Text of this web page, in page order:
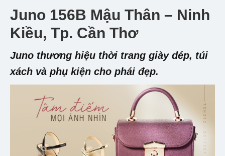
Juno 156B Mậu Thân – Ninh
Kiều, Tp. Cần Thơ
Juno thương hiệu thời trang giày dép, túi
xách và phụ kiện cho phái đẹp.